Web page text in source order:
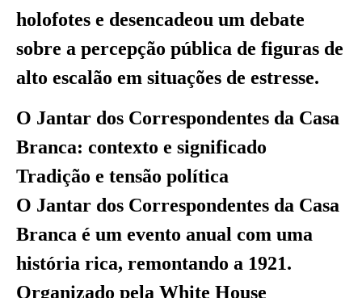
holofotes e desencadeou um debate
sobre a percepção pública de figuras de
alto escalão em situações de estresse.
O Jantar dos Correspondentes da Casa
Branca: contexto e significado
Tradição e tensão política
O Jantar dos Correspondentes da Casa
Branca é um evento anual com uma
história rica, remontando a 1921.
Organizado pela White House